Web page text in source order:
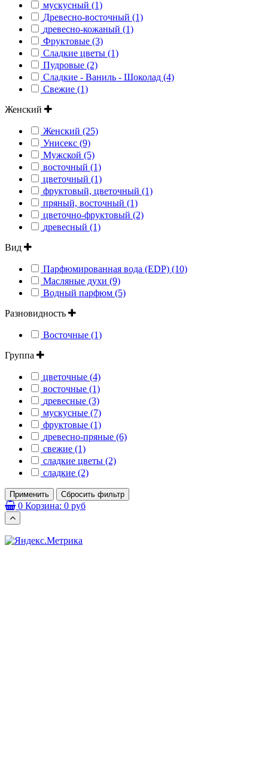
мускусный (1)
Древесно-восточный (1)
древесно-кожаный (1)
Фруктовые (3)
Сладкие цветы (1)
Пудровые (2)
Сладкие - Ваниль - Шоколад (4)
Свежие (1)
Женский
Женский (25)
Унисекс (9)
Мужской (5)
восточный (1)
цветочный (1)
фруктовый, цветочный (1)
пряный, восточный (1)
цветочно-фруктовый (2)
древесный (1)
Вид
Парфюмированная вода (EDP) (10)
Масляные духи (9)
Водный парфюм (5)
Разновидность
Восточные (1)
Группа
цветочные (4)
восточные (1)
древесные (3)
мускусные (7)
фруктовые (1)
древесно-пряные (6)
свежие (1)
сладкие цветы (2)
сладкие (2)
Применить Сбросить фильтр
0 Корзина: 0 руб